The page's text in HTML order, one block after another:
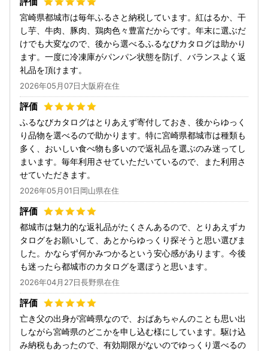
宮崎県都城市は毎年ふるさと納税しています。紅はるか、干
し芋、牛肉、豚肉、鶏肉色々豊富だからです。年末に選ぶだ
けでも大変なので、後から選べるふるなびカタログは助かり
ます。一度に冷凍庫がパンパン状態を防げ、バランスよく返
礼品を頂けます。
2026年05月07日大阪府在住
ふるなびカタログはとりあえず寄付しておき、後からゆっく
り品物を選べるので助かります。特に宮崎県都城市は種類も
多く、おいしい食べ物も多いので返礼品を選ぶのみ迷ってし
まいます。毎年利用させていただいているので、また利用さ
せていただきます。
2026年05月01日岡山県在住
都城市は魅力的な返礼品がたくさんあるので、とりあえずカ
タログをお願いして、あとからゆっくり探そうと思い選びま
した。かならず何かみつかるという安心感があります。今後
も迷ったら都城市のカタログを選ぼうと思います。
2026年04月27日長野県在住
亡き父の出身が宮崎県なので、おばあちゃんのことも思い出
しながら宮崎県のどこかを申し込む様にしています。駆け込
み納税もあったので、有効期限がないのでゆっくり選べるの